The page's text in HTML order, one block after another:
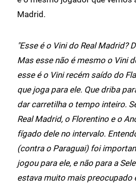
Madrid.
"Esse é o Vini do Real Madrid?
Mas esse não é mesmo o Vini
esse é o Vini recém saído do
que joga para ele. Que driba
dar carretilha o tempo inteiro.
Real Madrid, o Florentino e o
fígado dele no intervalo.
(contra o Paraguai) foi
jogou para ele, e não para a
estava muito mais preocupado